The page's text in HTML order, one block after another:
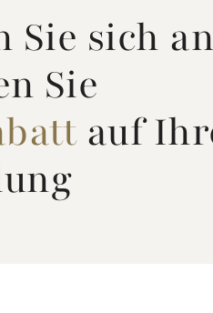
Sie sich
Sie
auf